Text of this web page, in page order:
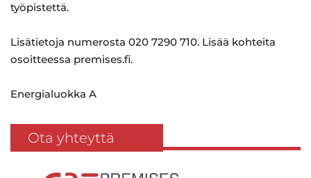
työpistettä.
Lisätietoja numerosta 020 7290 710. Lisää kohteita
osoitteessa premises.fi.
Energialuokka A
Ota yhteyttä